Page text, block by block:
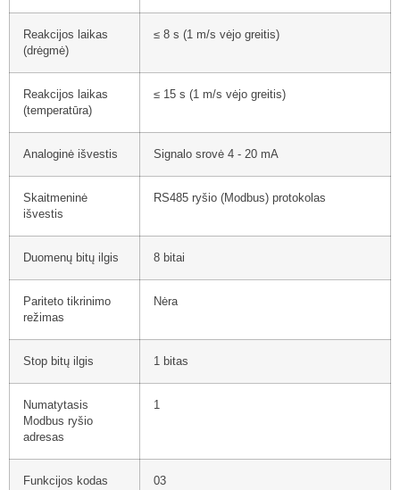
Reakcijos laikas
(drėgmė)
≤ 8 s (1 m/s vėjo greitis)
Reakcijos laikas
(temperatūra)
≤ 15 s (1 m/s vėjo greitis)
Analoginė išvestis Signalo srovė 4 - 20 mA
Skaitmeninė
išvestis
RS485 ryšio (Modbus) protokolas
Duomenų bitų ilgis 8 bitai
Pariteto tikrinimo
režimas
Nėra
Stop bitų ilgis 1 bitas
Numatytasis
Modbus ryšio
adresas
1
Funkcijos kodas 03